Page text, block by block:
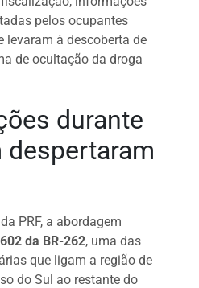
pelos ocupantes
levaram à descoberta de
de ocultação da droga
durante
despertaram
PRF, a abordagem
602 da BR-262, uma das
que ligam a região de
do Sul ao restante do